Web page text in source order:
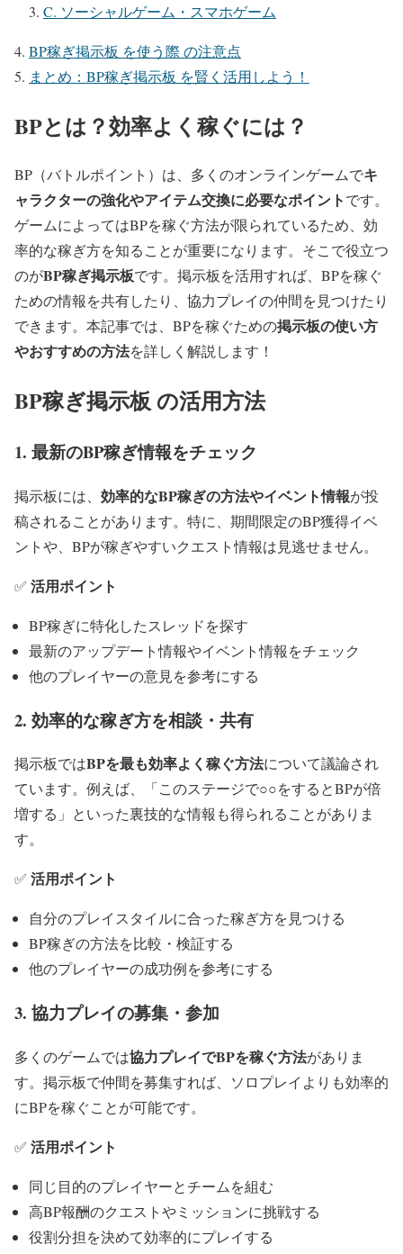
C. ソーシャルゲーム・スマホゲーム
BP稼ぎ掲示板 を使う際 の注意点
まとめ：BP稼ぎ掲示板 を賢く活用しよう！
BPとは？効率よく稼ぐには？
BP（バトルポイント）は、多くのオンラインゲームでキ
ャラクターの強化やアイテム交換に必要なポイントです。
ゲームによってはBPを稼ぐ方法が限られているため、効
率的な稼ぎ方を知ることが重要になります。そこで役立つ
のがBP稼ぎ掲示板です。掲示板を活用すれば、BPを稼ぐ
ための情報を共有したり、協力プレイの仲間を見つけたり
できます。本記事では、BPを稼ぐための掲示板の使い方
やおすすめの方法を詳しく解説します！
BP稼ぎ掲示板 の活用方法
1. 最新のBP稼ぎ情報をチェック
掲示板には、 効率的なBP稼ぎの方法やイベント情報が投
稿されることがあります。特に、期間限定のBP獲得イベ
ントや、BPが稼ぎやすいクエスト情報は見逃せません。
✅ 活用ポイント
BP稼ぎに特化したスレッドを探す
最新のアップデート情報やイベント情報をチェック
他のプレイヤーの意見を参考にする
2. 効率的な稼ぎ方を相談・共有
掲示板ではBPを最も効率よく稼ぐ方法について議論され
ています。例えば、「このステージで○○をするとBPが倍
増する」といった裏技的な情報も得られることがありま
す。
✅ 活用ポイント
自分のプレイスタイルに合った稼ぎ方を見つける
BP稼ぎの方法を比較・検証する
他のプレイヤーの成功例を参考にする
3. 協力プレイの募集・参加
多くのゲームでは協力プレイでBPを稼ぐ方法がありま
す。掲示板で仲間を募集すれば、ソロプレイよりも効率的
にBPを稼ぐことが可能です。
✅ 活用ポイント
同じ目的のプレイヤーとチームを組む
高BP報酬のクエストやミッションに挑戦する
役割分担を決めて効率的にプレイする